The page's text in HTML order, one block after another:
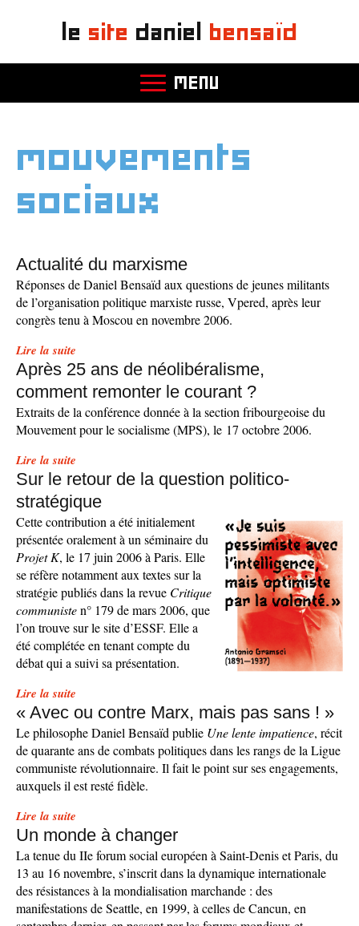
le site daniel bensaïd
MENU
mouvements
sociaux
Actualité du marxisme
Réponses de Daniel Bensaïd aux questions de jeunes militants
de l’organisation politique marxiste russe, Vpered, après leur
congrès tenu à Moscou en novembre 2006.
Lire la suite
Après 25 ans de néolibéralisme,
comment remonter le courant ?
Extraits de la conférence donnée à la section fribourgeoise du
Mouvement pour le socialisme (MPS), le 17 octobre 2006.
Lire la suite
Sur le retour de la question politico-
stratégique
Cette contribution a été initialement
présentée oralement à un séminaire du
Projet K, le 17 juin 2006 à Paris. Elle
se réfère notamment aux textes sur la
stratégie publiés dans la revue Critique
communisten° 179 de mars 2006, que
l’on trouve sur le site d’ESSF. Elle a
été complétée en tenant compte du
débat qui a suivi sa présentation.
Lire la suite
« Avec ou contre Marx, mais pas sans ! »
Le philosophe Daniel Bensaïd publie Une lente impatience, récit
de quarante ans de combats politiques dans les rangs de la Ligue
communiste révolutionnaire. Il fait le point sur ses engagements,
auxquels il est resté fidèle.
Lire la suite
Un monde à changer
La tenue du IIe forum social européen à Saint-Denis et Paris, du
13 au 16 novembre, s’inscrit dans la dynamique internationale
des résistances à la mondialisation marchande : des
manifestations de Seattle, en 1999, à celles de Cancun, en